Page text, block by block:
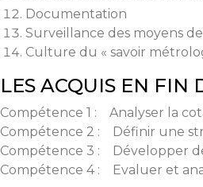
Documentation
Surveillance des moyens
Culture du « savoir
LES ACQUIS EN FIN
Compétence 1 : Analyser la
Compétence 2 : Définir une
Compétence 3 : Développer
Compétence 4 : Evaluer et